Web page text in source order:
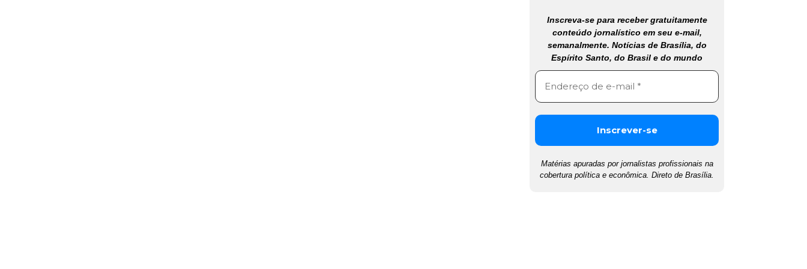
Inscreva-se para receber gratuitamente
conteúdo jornalístico em seu e-mail,
semanalmente. Notícias de Brasília, do
Espírito Santo, do Brasil e do mundo
Matérias apuradas por jornalistas profissionais na
cobertura política e econômica. Direto de Brasília.